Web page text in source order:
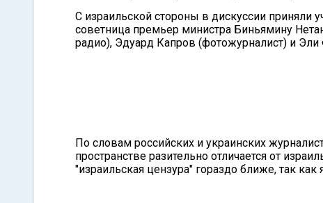
С израильской стороны в дискуссии приняли
советница премьер министра Биньямину
радио), Эдуард Капров (фотожурналист) и Эли
По словам российских и украинских
пространстве разительно отличается от
"израильская цензура" гораздо ближе, так